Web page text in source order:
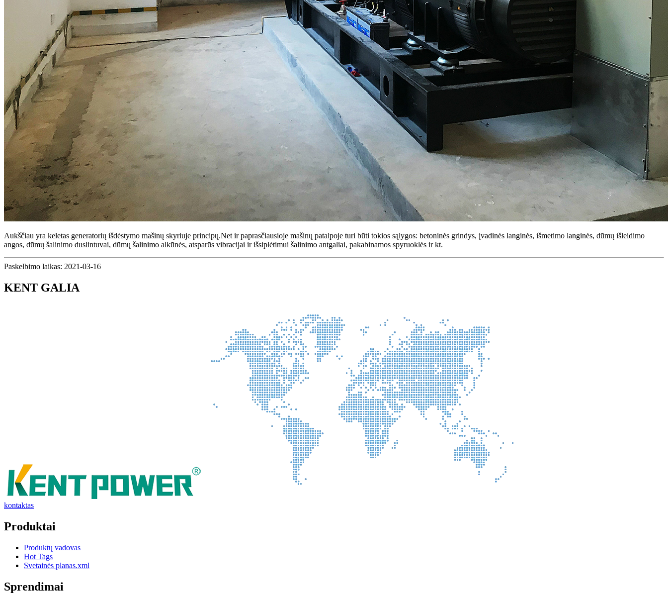
Aukščiau yra keletas generatorių išdėstymo mašinų skyriuje principų.Net ir paprasčiausioje mašinų patalpoje turi būti tokios sąlygos: betoninės grindys, įvadinės langinės, išmetimo langinės, dūmų išleidimo
angos, dūmų šalinimo duslintuvai, dūmų šalinimo alkūnės, atsparūs vibracijai ir išsiplėtimui šalinimo antgaliai, pakabinamos spyruoklės ir kt.
Paskelbimo laikas: 2021-03-16
KENT GALIA
kontaktas
Produktai
Produktų vadovas
Hot Tags
Svetainės planas.xml
Sprendimai